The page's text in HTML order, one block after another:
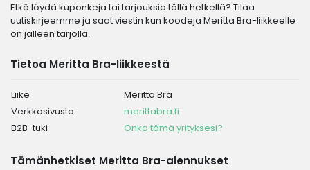
Etkö löydä kuponkeja tai tarjouksia tällä hetkellä? Tilaa
uutiskirjeemme ja saat viestin kun koodeja Meritta Bra-liikkeelle
on jälleen tarjolla.
Tietoa Meritta Bra-liikkeestä
Liike
Meritta Bra
Verkkosivusto
merittabra.fi
B2B-tuki
Onko tämä yrityksesi?
Tämänhetkiset Meritta Bra-alennukset